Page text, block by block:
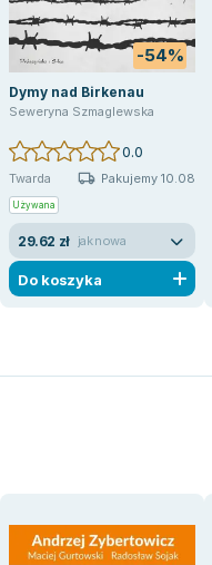
-54%
Dymy nad Birkenau
Seweryna Szmaglewska
0.0
Twarda Pakujemy 10.08
Używana
29.62 zł jak nowa
Do koszyka